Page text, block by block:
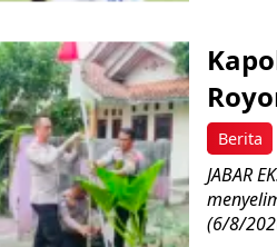
Berita
JABAR
(6/8/